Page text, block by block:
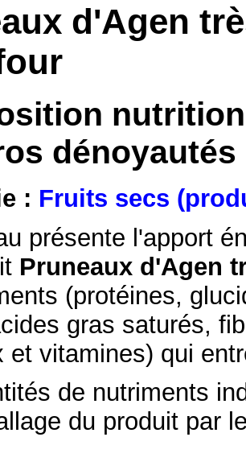
d'Agen
dénoyautés
: Fruits secs
présente l'apport
Pruneaux d'Agen
(protéines,
gras saturés,
et vitamines) qui
de nutriments
du produit par